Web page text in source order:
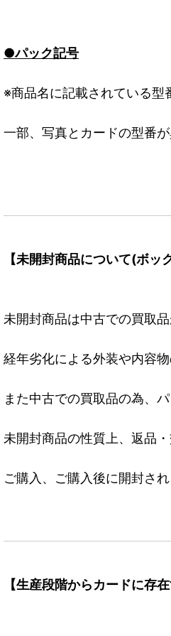
●パック記号
※商品名に記載されている型
一部、写真とカードの型番
【未開封商品について(ボッ
未開封商品は中古での買取
経年劣化による外装や内容
また中古での買取品の為、
未開封商品の性質上、返品
ご購入、ご購入後に開封さ
【生産段階からカードに存